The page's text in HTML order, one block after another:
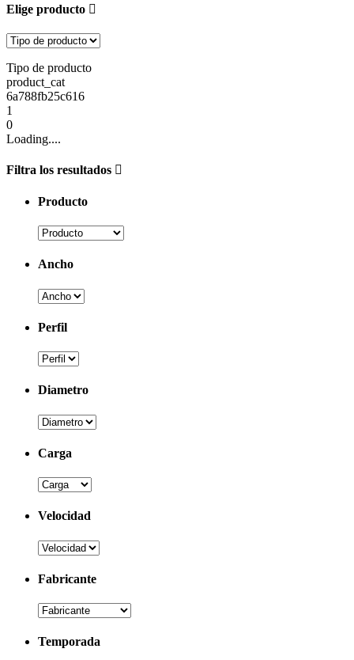
Elige producto
Tipo de producto
product_cat
6a788fb25c616
1
0
Loading....
Filtra los resultados
Producto
Ancho
Perfil
Diametro
Carga
Velocidad
Fabricante
Temporada